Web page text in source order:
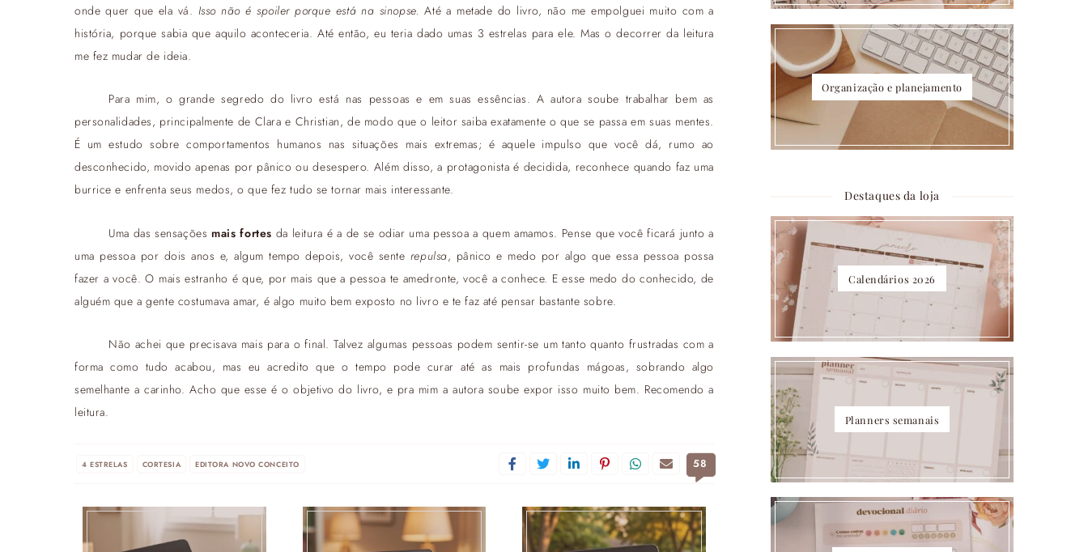
onde quer que ela vá. Isso não é spoiler porque está na sinopse. Até a metade do livro, não me empolguei muito com a
história, porque sabia que aquilo aconteceria. Até então, eu teria dado umas 3 estrelas para ele. Mas o decorrer da leitura
me fez mudar de ideia.
Para mim, o grande segredo do livro está nas pessoas e em suas essências. A autora soube trabalhar bem as
personalidades, principalmente de Clara e Christian, de modo que o leitor saiba exatamente o que se passa em suas mentes.
É um estudo sobre comportamentos humanos nas situações mais extremas; é aquele impulso que você dá, rumo ao
desconhecido, movido apenas por pânico ou desespero. Além disso, a protagonista é decidida, reconhece quando faz uma
burrice e enfrenta seus medos, o que fez tudo se tornar mais interessante.
Uma das sensaçõesmais fortes da leitura é a de se odiar uma pessoa a quem amamos. Pense que você ficará junto a
uma pessoa por dois anos e, algum tempo depois, você sente repulsa, pânico e medo por algo que essa pessoa possa
fazer a você. O mais estranho é que, por mais que a pessoa te amedronte, você a conhece. E esse medo do conhecido, de
alguém que a gente costumava amar, é algo muito bem exposto no livro e te faz até pensar bastante sobre.
Não achei que precisava mais para o final. Talvez algumas pessoas podem sentir-se um tanto quanto frustradas com a
forma como tudo acabou, mas eu acredito que o tempo pode curar até as mais profundas mágoas, sobrando algo
semelhante a carinho. Acho que esse é o objetivo do livro, e pra mim a autora soube expor isso muito bem. Recomendo a
leitura.
4 ESTRELAS CORTESIA EDITORA NOVO CONCEITO 58
Organização e planejamento
Destaques da loja
Calendários 2026
Planners semanais